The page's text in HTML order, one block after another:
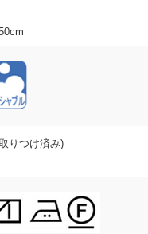
りつけ済み)